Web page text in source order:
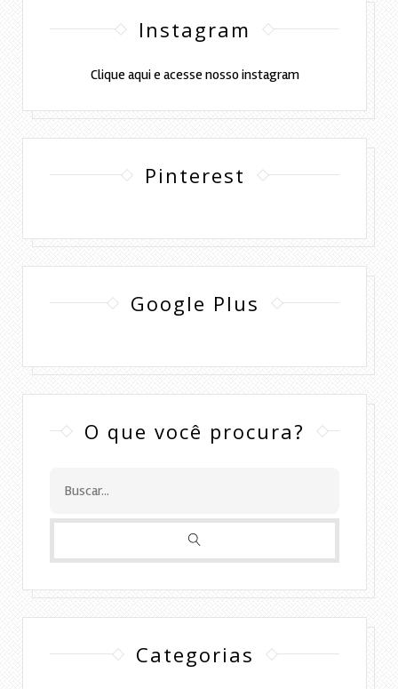
Instagram
Clique aqui e acesse nosso instagram
Pinterest
Google Plus
O que você procura?
Categorias